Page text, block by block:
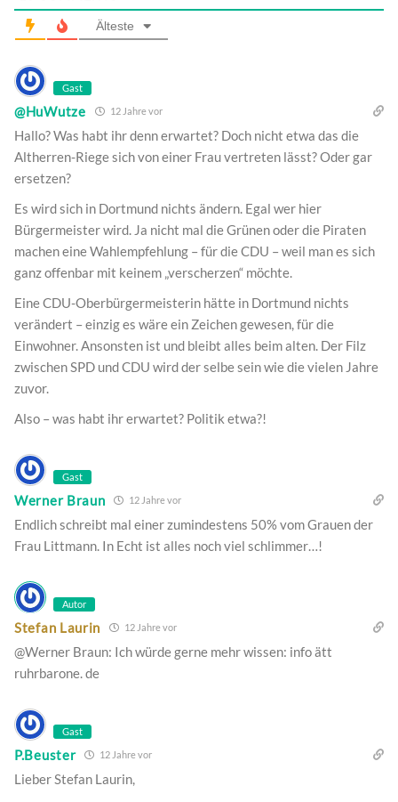
Älteste
Gast
@HuWutze 12 Jahre vor
Hallo? Was habt ihr denn erwartet? Doch nicht etwa das die
Altherren-Riege sich von einer Frau vertreten lässt? Oder gar
ersetzen?
Es wird sich in Dortmund nichts ändern. Egal wer hier
Bürgermeister wird. Ja nicht mal die Grünen oder die Piraten
machen eine Wahlempfehlung – für die CDU – weil man es sich
ganz offenbar mit keinem „verscherzen“ möchte.
Eine CDU-Oberbürgermeisterin hätte in Dortmund nichts
verändert – einzig es wäre ein Zeichen gewesen, für die
Einwohner. Ansonsten ist und bleibt alles beim alten. Der Filz
zwischen SPD und CDU wird der selbe sein wie die vielen Jahre
zuvor.
Also – was habt ihr erwartet? Politik etwa?!
Gast
Werner Braun 12 Jahre vor
Endlich schreibt mal einer zumindestens 50% vom Grauen der
Frau Littmann. In Echt ist alles noch viel schlimmer…!
Autor
Stefan Laurin 12 Jahre vor
@Werner Braun: Ich würde gerne mehr wissen: info ätt
ruhrbarone. de
Gast
P.Beuster 12 Jahre vor
Lieber Stefan Laurin,